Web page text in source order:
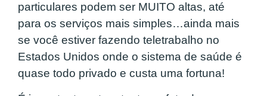
particulares podem ser MUITO altas, até
para os serviços mais simples…ainda mais
se você estiver fazendo teletrabalho no
Estados Unidos onde o sistema de saúde é
quase todo privado e custa uma fortuna!